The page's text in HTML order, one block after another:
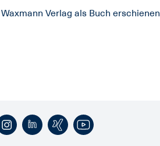
Verlag als Buch erschienen